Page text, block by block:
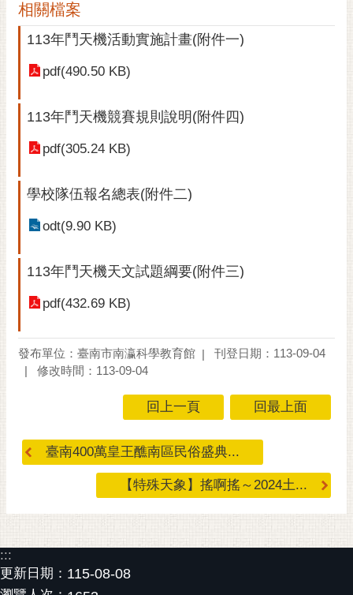
相關檔案
113年鬥天機活動實施計畫(附件一)
pdf(490.50 KB)
113年鬥天機競賽規則說明(附件四)
pdf(305.24 KB)
學校隊伍報名總表(附件二)
odt(9.90 KB)
113年鬥天機天文試題綱要(附件三)
pdf(432.69 KB)
發布單位：臺南市南瀛科學教育館
刊登日期：113-09-04
修改時間：113-09-04
回上一頁 回最上面
臺南400萬皇王醮南區民俗盛典...
【特殊天象】搖啊搖～2024土...
:::
更新日期： 115-08-08